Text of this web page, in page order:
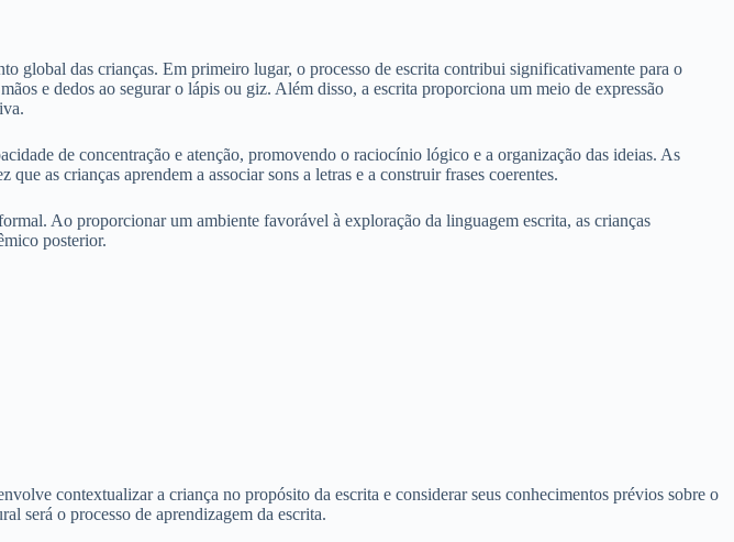
global das crianças. Em primeiro lugar, o processo de escrita contribui significativamente para o
e dedos ao segurar o lápis ou giz. Além disso, a escrita proporciona um meio de expressão
de concentração e atenção, promovendo o raciocínio lógico e a organização das ideias. As
as crianças aprendem a associar sons a letras e a construir frases coerentes.
Ao proporcionar um ambiente favorável à exploração da linguagem escrita, as crianças
posterior.
contextualizar a criança no propósito da escrita e considerar seus conhecimentos prévios sobre o
será o processo de aprendizagem da escrita.